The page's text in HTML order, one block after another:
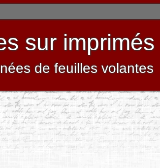
sur
de feuilles volantes